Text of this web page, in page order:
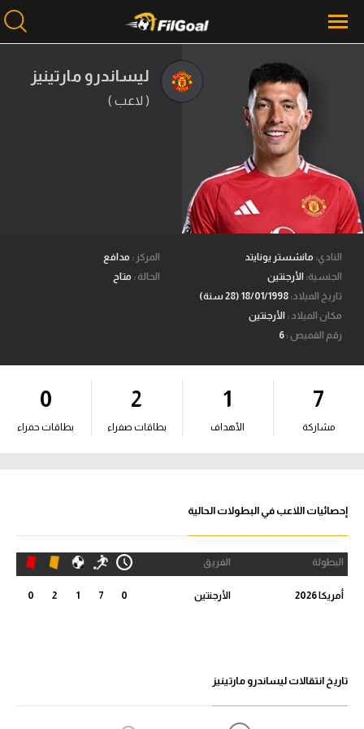
محتوى إخباري
الرئيسية
أخبار
مباريات
ميركاتو
فانتازي في الجول
مسابقة التوقعات
فيديوهات
آراء حرة
ركن الألعاب
الدوري المصري
الدوري الإنجليزي الممتاز
الدوري الألماني
الدوري الفرنسي
ليساندرو مارتينيز
( لاعب )
النادي: مانشستر يونايتد
الجنسية: الأرجنتين
تاريخ الميلاد:
مكان الميلاد : الأرجنتين
رقم القميص :
المركز : مدافع
الحالة : متاح
7
مشاركة
1
الأهداف
2
بطاقات صفراء
0
بطاقات حمراء
إحصائيات اللاعب في البطولات الحالية
البطولة الفريق
أمريكا 2026 الأرجنتين 0
7
1
2
0
تاريخ انتقالات ليساندرو مارتينيز